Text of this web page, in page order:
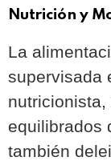
Nutrición y
La
supervisada
equilibrados
también